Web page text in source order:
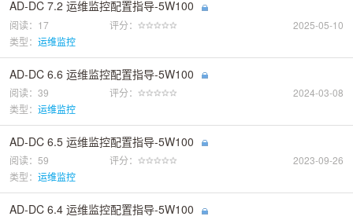
AD-DC 7.2 运维监控配置指导-5W100
阅读：17 评分：
2025-05-10
类型： 运维监控
AD-DC 6.6 运维监控配置指导-5W100
阅读：39 评分：
2024-03-08
类型： 运维监控
AD-DC 6.5 运维监控配置指导-5W100
阅读：59 评分：
2023-09-26
类型： 运维监控
AD-DC 6.4 运维监控配置指导-5W100